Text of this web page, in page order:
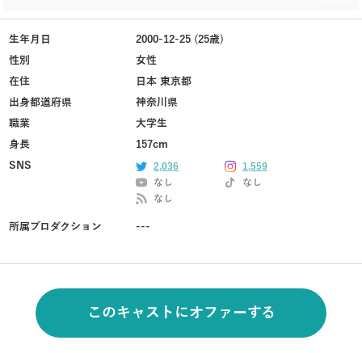
生年月日
2000-12-25 (25歳)
性別
女性
在住
日本 東京都
出身都道府県
神奈川県
職業
大学生
身長
157cm
SNS
2,036
1,559
なし
なし
なし
所属プロダクション ---
このキャストにオファーする